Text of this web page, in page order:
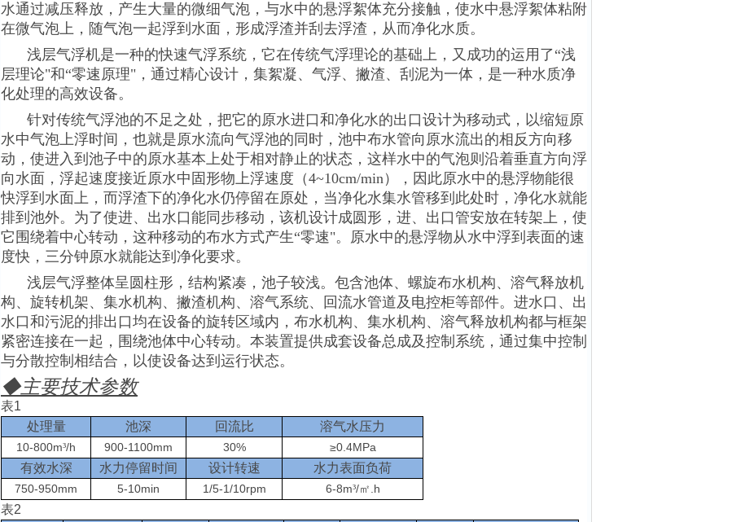
水通过减压释放，产生大量的微细气泡，与水中的悬浮絮体充分接触，使水中悬浮絮体粘附
在微气泡上，随气泡一起浮到水面，形成浮渣并刮去浮渣，从而净化水质。
浅层气浮机是一种的快速气浮系统，它在传统气浮理论的基础上，又成功的运用了“浅
层理论"和“零速原理"，通过精心设计，集絮凝、气浮、撇渣、刮泥为一体，是一种水质净
化处理的高效设备。
针对传统气浮池的不足之处，把它的原水进口和净化水的出口设计为移动式，以缩短原
水中气泡上浮时间，也就是原水流向气浮池的同时，池中布水管向原水流出的相反方向移
动，使进入到池子中的原水基本上处于相对静止的状态，这样水中的气泡则沿着垂直方向浮
向水面，浮起速度接近原水中固形物上浮速度（4~10cm/min），因此原水中的悬浮物能很
快浮到水面上，而浮渣下的净化水仍停留在原处，当净化水集水管移到此处时，净化水就能
排到池外。为了使进、出水口能同步移动，该机设计成圆形，进、出口管安放在转架上，使
它围绕着中心转动，这种移动的布水方式产生“零速"。原水中的悬浮物从水中浮到表面的速
度快，三分钟原水就能达到净化要求。
浅层气浮整体呈圆柱形，结构紧凑，池子较浅。包含池体、螺旋布水机构、溶气释放机
构、旋转机架、集水机构、撇渣机构、溶气系统、回流水管道及电控柜等部件。进水口、出
水口和污泥的排出口均在设备的旋转区域内，布水机构、集水机构、溶气释放机构都与框架
紧密连接在一起，围绕池体中心转动。本装置提供成套设备总成及控制系统，通过集中控制
与分散控制相结合，以使设备达到运行状态。
◆主要技术参数
表1
处理量
池深 回流比 溶气水压力
10-800m³/h 900-1100mm 30% ≥0.4MPa
有效水深 水力停留时间 设计转速 水力表面负荷
750-950mm 5-10min 1/5-1/10rpm 6-8m³/㎡ .h
表2